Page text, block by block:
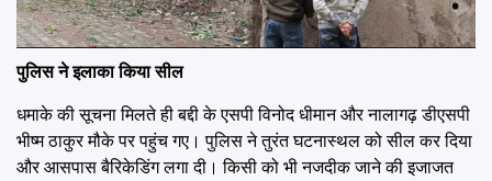
पुलिस ने इलाका किया सील
धमाके की सूचना मिलते ही बद्दी के एसपी विनोद धीमान और नालागढ़ डीएसपी
भीष्म ठाकुर मौके पर पहुंच गए। पुलिस ने तुरंत घटनास्थल को सील कर दिया
और आसपास बैरिकेडिंग लगा दी। किसी को भी नजदीक जाने की इजाजत